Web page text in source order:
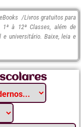
/Livros gratuitos para
à 12ª Classes, além de
e universitário. Baixe, leia e